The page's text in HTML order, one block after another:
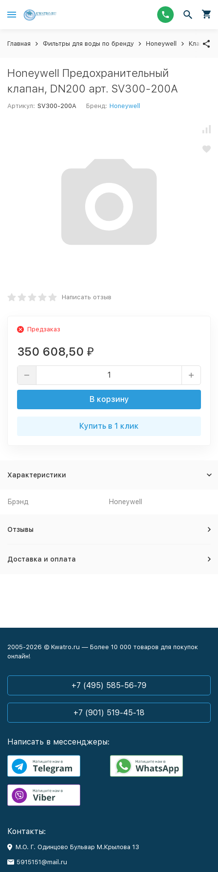
Главная Фильтры для воды по бренду Honeywell Клапаны
Honeywell Предохранительный
клапан, DN200 арт. SV300-200A
Артикул: SV300-200A Бренд: Honeywell
Написать отзыв
Предзаказ
350 608,50 ₽
В корзину
Купить в 1 клик
Характеристики
Брэнд Honeywell
Отзывы
Доставка и оплата
2005-2026 © Kwatro.ru — Более 10 000 товаров для покупок
онлайн!
+7 (495) 585-56-79
+7 (901) 519-45-18
Написать в мессенджеры:
Контакты:
М.О. Г. Одинцово Бульвар М.Крылова 13
5915151@mail.ru